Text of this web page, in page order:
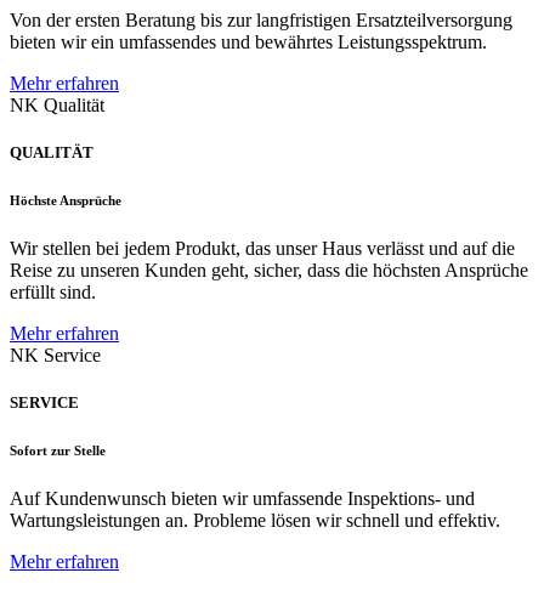
Von der ersten Beratung bis zur langfristigen Ersatzteilversorgung
bieten wir ein umfassendes und bewährtes Leistungsspektrum.
Mehr erfahren
NK Qualität
QUALITÄT
Höchste Ansprüche
Wir stellen bei jedem Produkt, das unser Haus verlässt und auf die
Reise zu unseren Kunden geht, sicher, dass die höchsten Ansprüche
erfüllt sind.
Mehr erfahren
NK Service
SERVICE
Sofort zur Stelle
Auf Kundenwunsch bieten wir umfassende Inspektions- und
Wartungsleistungen an. Probleme lösen wir schnell und effektiv.
Mehr erfahren